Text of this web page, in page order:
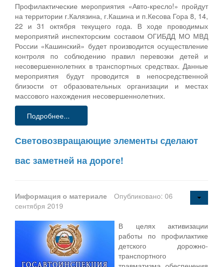
Профилактические мероприятия «Авто-кресло!» пройдут
на территории г.Калязина, г.Кашина и п.Кесова Гора 8, 14,
22 и 31 октября текущего года. В ходе проводимых
мероприятий инспекторским составом ОГИБДД МО МВД
России «Кашинский» будет производится осуществление
контроля по соблюдению правил перевозки детей и
несовершеннолетних в транспортных средствах. Данные
мероприятия будут проводится в непосредственной
близости от образовательных организации и местах
массового нахождения несовершеннолетних.
Подробнее...
Световозвращающие элементы сделают
вас заметней на дороге!
Информация о материале
Опубликовано: 06
сентября 2019
В целях активизации
работы по профилактике
детского дорожно-
транспортного